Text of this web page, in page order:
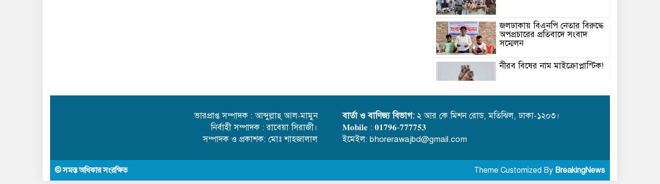
জলঢাকায় বিএনপি নেতার বিরুদ্ধে
অপপ্রচারের প্রতিবাদে সংবাদ
সম্মেলন
নীরব বিষের নাম মাইক্রোপ্লাস্টিক!
ভারপ্রাপ্ত সম্পাদক : আব্দুল্লাহ্ আল-মামুন
নির্বাহী সম্পাদক : রাবেয়া সিরাজী।
সম্পাদক ও প্রকাশক: মোঃ শাহজালাল
বার্তা ও বাণিজ্য বিভাগ: ২ আর কে মিশন রোড, মতিঝিল, ঢাকা-১২০৩।
𝐌𝐨𝐛𝐢𝐥𝐞 : 𝟎𝟏𝟕𝟗𝟔-𝟕𝟕𝟕𝟕𝟓𝟑
ইমেইল: bhorerawajbd@gmail.com
© সমস্ত অধিকার সংরক্ষিত Theme Customized By BreakingNews